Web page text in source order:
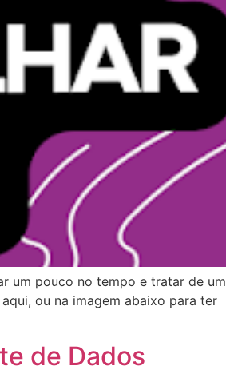
um pouco no tempo e tratar de um
ou na imagem abaixo para ter
de Dados